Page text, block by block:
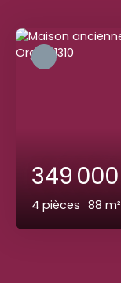
349 000
4 pièces 88 m²